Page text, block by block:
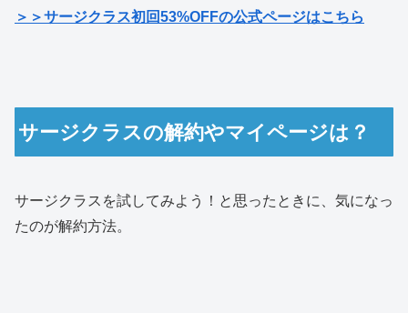
＞＞サージクラス初回53%OFFの公式ページはこちら
サージクラスの解約やマイページは？
サージクラスを試してみよう！と思ったときに、気になっ
たのが解約方法。